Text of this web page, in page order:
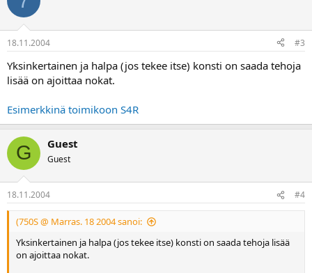
18.11.2004 #3
Yksinkertainen ja halpa (jos tekee itse) konsti on saada tehoja
lisää on ajoittaa nokat.
Esimerkkinä toimikoon S4R
G Guest
Guest
18.11.2004 #4
(750S @ Marras. 18 2004 sanoi:
Yksinkertainen ja halpa (jos tekee itse) konsti on saada tehoja lisää
on ajoittaa nokat.